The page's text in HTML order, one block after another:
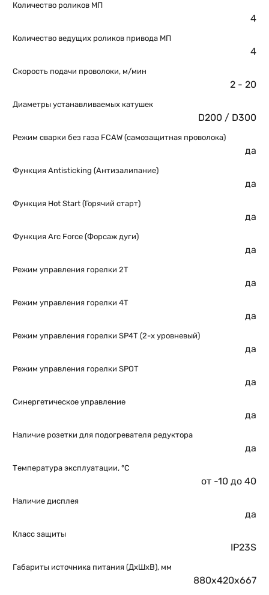
Количество роликов МП
4
Количество ведущих роликов привода МП
4
Скорость подачи проволоки, м/мин
2 - 20
Диаметры устанавливаемых катушек
D200 / D300
Режим сварки без газа FCAW (самозащитная проволока)
да
Функция Antisticking (Антизалипание)
да
Функция Hot Start (Горячий старт)
да
Функция Arc Force (Форсаж дуги)
да
Режим управления горелки 2Т
да
Режим управления горелки 4T
да
Режим управления горелки SP4T (2-х уровневый)
да
Режим управления горелки SPOT
да
Синергетическое управление
да
Наличие розетки для подогревателя редуктора
да
Температура эксплуатации, °C
от -10 до 40
Наличие дисплея
да
Класс защиты
IP23S
Габариты источника питания (ДхШхВ), мм
880х420х667